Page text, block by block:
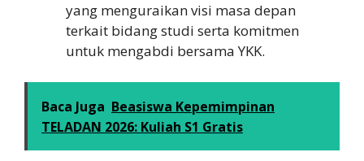
yang menguraikan visi masa depan
terkait bidang studi serta komitmen
untuk mengabdi bersama YKK.
Baca Juga Beasiswa Kepemimpinan
TELADAN 2026: Kuliah S1 Gratis